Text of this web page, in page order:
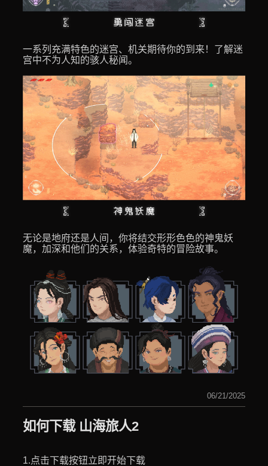
一系列充满特色的迷宫、机关期待你的到来！了解迷
宫中不为人知的骇人秘闻。
无论是地府还是人间，你将结交形形色色的神鬼妖
魔，加深和他们的关系，体验奇特的冒险故事。
06/21/2025
如何下载 山海旅人2
1.点击下载按钮立即开始下载